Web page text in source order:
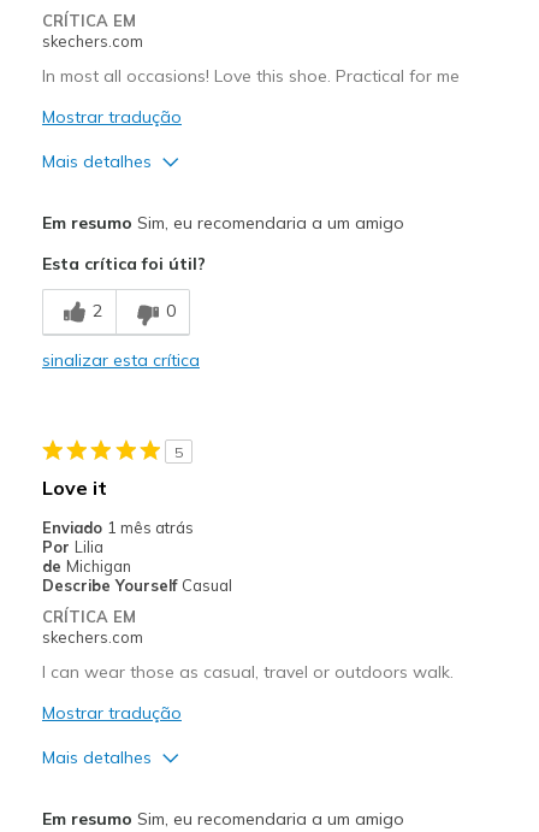
Width
Sizing
View On Shoes
Shoes are for Wearing
CRÍTICA EM
skechers.com
In most all occasions! Love this shoe. Practical for me
Mostrar tradução
Mais detalhes
Breathe Well
Comfortable
Melhores utilizações
Going Out
Sizing
Feels true to size
Em resumo Sim, eu recomendaria a um amigo
Esta crítica foi útil?
2 0
sinalizar esta crítica
5
Love it
Enviado 1 mês atrás
Por Lilia
de Michigan
Describe Yourself Casual
CRÍTICA EM
skechers.com
I can wear those as casual, travel or outdoors walk.
Mostrar tradução
Mais detalhes
Em resumo Sim, eu recomendaria a um amigo